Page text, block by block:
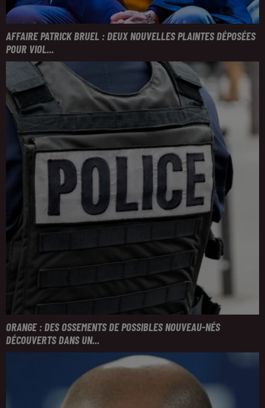
AFFAIRE PATRICK BRUEL : DEUX NOUVELLES PLAINTES DÉPOSÉES
POUR VIOL...
ORANGE : DES OSSEMENTS DE POSSIBLES NOUVEAU-NÉS
DÉCOUVERTS DANS UN...